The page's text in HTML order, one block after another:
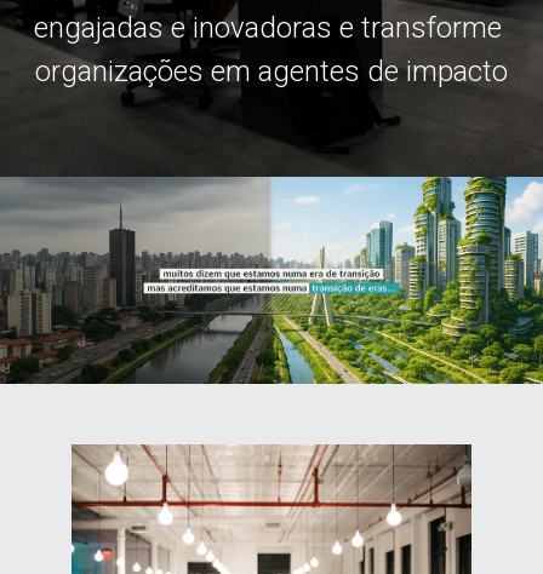
engajadas e inovadoras e transforme
organizações em agentes de impacto